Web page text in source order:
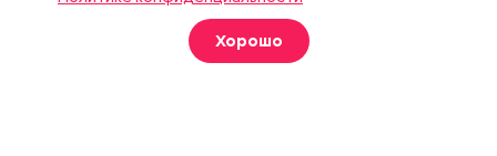
средств массовой информации и рекламы города Москвы.
На сайте применяются рекомендательные технологии
(информационные технологии предоставления информации
на основе сбора, систематизации и анализа сведений,
Хорошо